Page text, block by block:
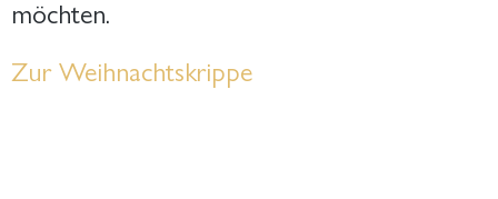
möchten.
Zur Weihnachtskrippe